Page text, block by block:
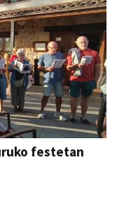
festetan